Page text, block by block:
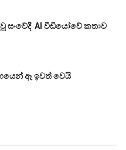
AI වීඩියෝවේ කතාව
ඈ ඉවත් වෙයි